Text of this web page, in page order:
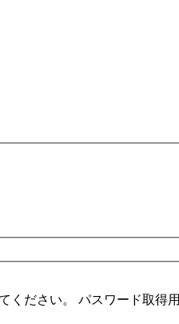
ください。 パスワード取得用